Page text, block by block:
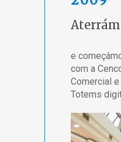
e
com a
Comercial
Totems